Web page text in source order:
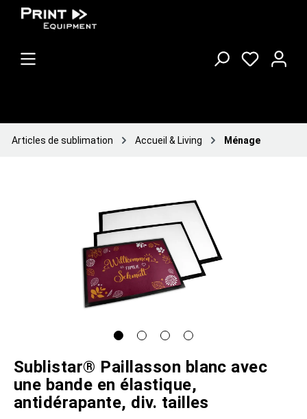
Articles de sublimation Accueil & Living Ménage
Sublistar® Paillasson blanc avec
une bande en élastique,
antidérapante, div. tailles